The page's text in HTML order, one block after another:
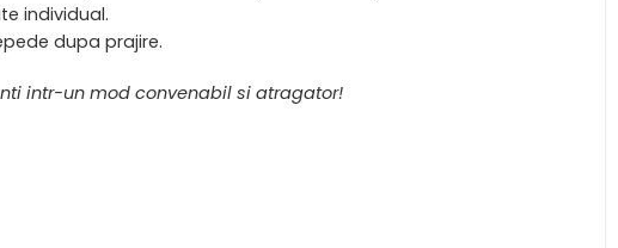
individual.
dupa prajire.
intr-un mod convenabil si atragator!